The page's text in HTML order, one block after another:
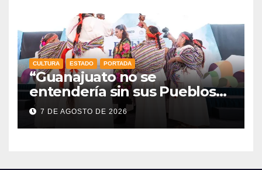
CULTURA ESTADO PORTADA
“Guanajuato no se
entendería sin sus Pueblos
Indígenas”: Libia Dennise
fortalece el orgullo del
7 DE AGOSTO DE 2026